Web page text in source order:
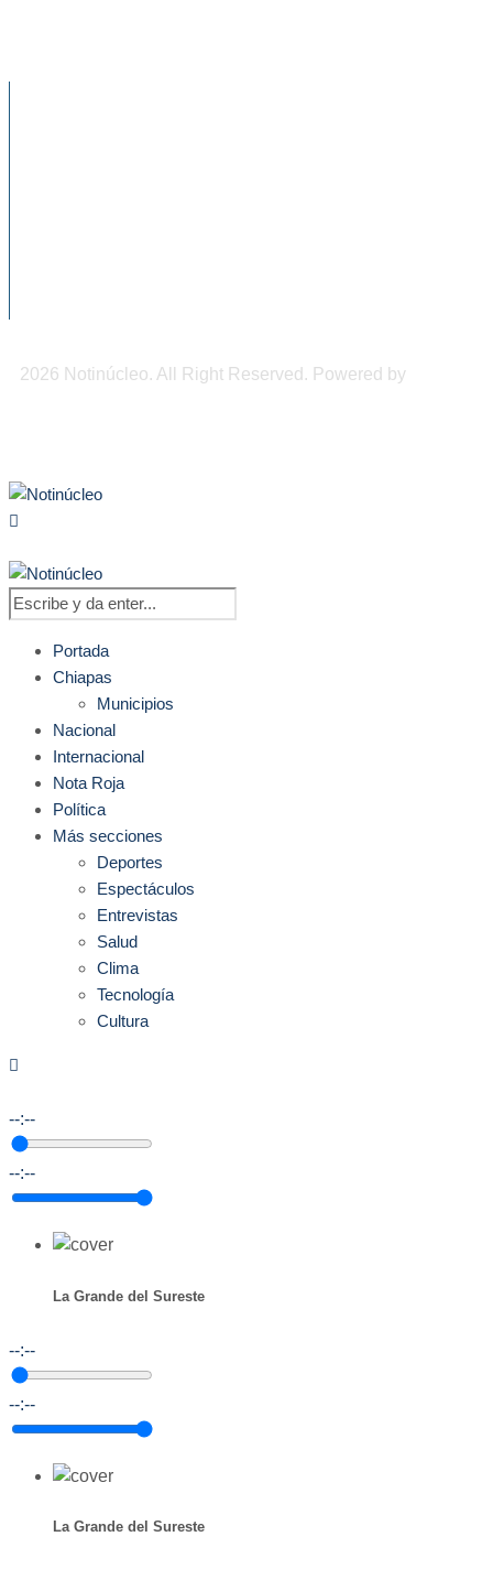
2026 Notinúcleo. All Right Reserved. Powered by
Portada
Chiapas
Municipios
Nacional
Internacional
Nota Roja
Política
Más secciones
Deportes
Espectáculos
Entrevistas
Salud
Clima
Tecnología
Cultura
--:--
--:--
La Grande del Sureste
--:--
--:--
La Grande del Sureste